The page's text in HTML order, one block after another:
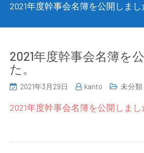
2021年度幹事会名簿を公開しまし
2021年度幹事会名簿を
た。
2021年3月29日 kanto 未分類
2021年度幹事会名簿を公開しまし